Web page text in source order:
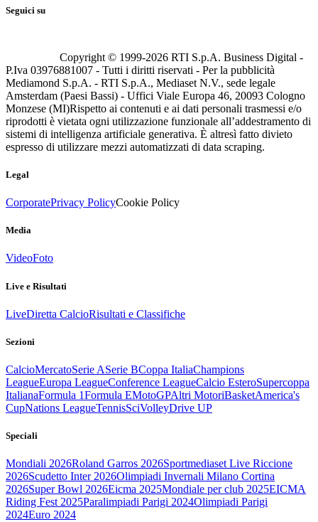
Seguici su
Copyright © 1999-2026 RTI S.p.A. Business Digital -
P.Iva 03976881007 - Tutti i diritti riservati - Per la pubblicità
Mediamond S.p.A. - RTI S.p.A., Mediaset N.V., sede legale
Amsterdam (Paesi Bassi) - Uffici Viale Europa 46, 20093 Cologno
Monzese (MI)Rispetto ai contenuti e ai dati personali trasmessi e/o
riprodotti è vietata ogni utilizzazione funzionale all’addestramento di
sistemi di intelligenza artificiale generativa. È altresì fatto divieto
espresso di utilizzare mezzi automatizzati di data scraping.
Legal
CorporatePrivacy PolicyCookie Policy
Media
VideoFoto
Live e Risultati
LiveDiretta CalcioRisultati e Classifiche
Sezioni
CalcioMercatoSerie ASerie BCoppa ItaliaChampions
LeagueEuropa LeagueConference LeagueCalcio EsteroSupercoppa
ItalianaFormula 1Formula EMotoGPAltri MotoriBasketAmerica's
CupNations LeagueTennisSciVolleyDrive UP
Speciali
Mondiali 2026Roland Garros 2026Sportmediaset Live Riccione
2026Scudetto Inter 2026Olimpiadi Invernali Milano Cortina
2026Super Bowl 2026Eicma 2025Mondiale per club 2025EICMA
Riding Fest 2025Paralimpiadi Parigi 2024Olimpiadi Parigi
2024Euro 2024